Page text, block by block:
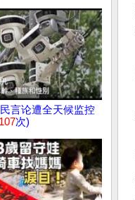
言论遭全天候监控
次)